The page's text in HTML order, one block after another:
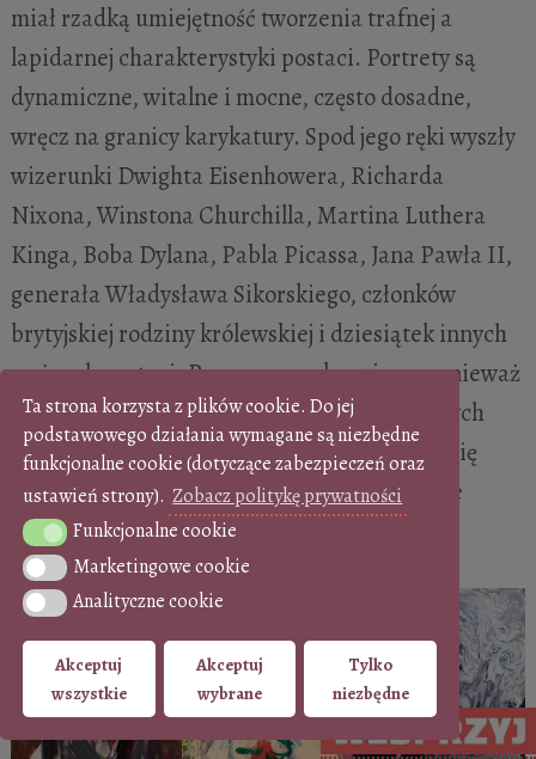
Ta strona korzysta z plików cookie. Do jej
podstawowego działania wymagane są niezbędne
funkcjonalne cookie (dotyczące zabezpieczeń oraz
ustawień strony). Zobacz politykę prywatności
Funkcjonalne cookie
Funkcjonalne cookie
Marketingowe cookie
Marketingowe cookie
Analityczne cookie
Analityczne cookie
Akceptuj
wszystkie
Akceptuj
wybrane
Tylko
niezbędne
miał rzadką umiejętność tworzenia trafnej a
lapidarnej charakterystyki postaci. Portrety są
dynamiczne, witalne i mocne, często dosadne,
wręcz na granicy karykatury. Spod jego ręki wyszły
wizerunki Dwighta Eisenhowera, Richarda
Nixona, Winstona Churchilla, Martina Luthera
Kinga, Boba Dylana, Pabla Picassa, Jana Pawła II,
generała Władysława Sikorskiego, członków
brytyjskiej rodziny królewskiej i dziesiątek innych
ważnych postaci. Prace są przekonujące, ponieważ
przedstawiają nie tylko wygląd portretowanych
osób, ale też ich charakter. Topolski zdawał się
sięgać głębiej, do wnętrza człowieka. Nie tyle
utrwalał, co raczej badał twarz modela.